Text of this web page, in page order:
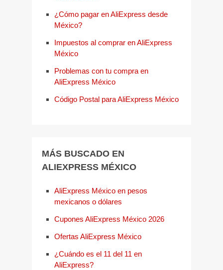
¿Cómo pagar en AliExpress desde
México?
Impuestos al comprar en AliExpress
México
Problemas con tu compra en
AliExpress México
Código Postal para AliExpress México
MÁS BUSCADO EN
ALIEXPRESS MÉXICO
AliExpress México en pesos
mexicanos o dólares
Cupones AliExpress México 2026
Ofertas AliExpress México
¿Cuándo es el 11 del 11 en
AliExpress?